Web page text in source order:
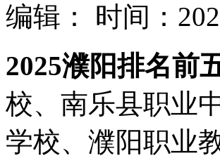
编辑：
时间：
2025濮阳排名前
校、南乐县职业
学校、濮阳职业